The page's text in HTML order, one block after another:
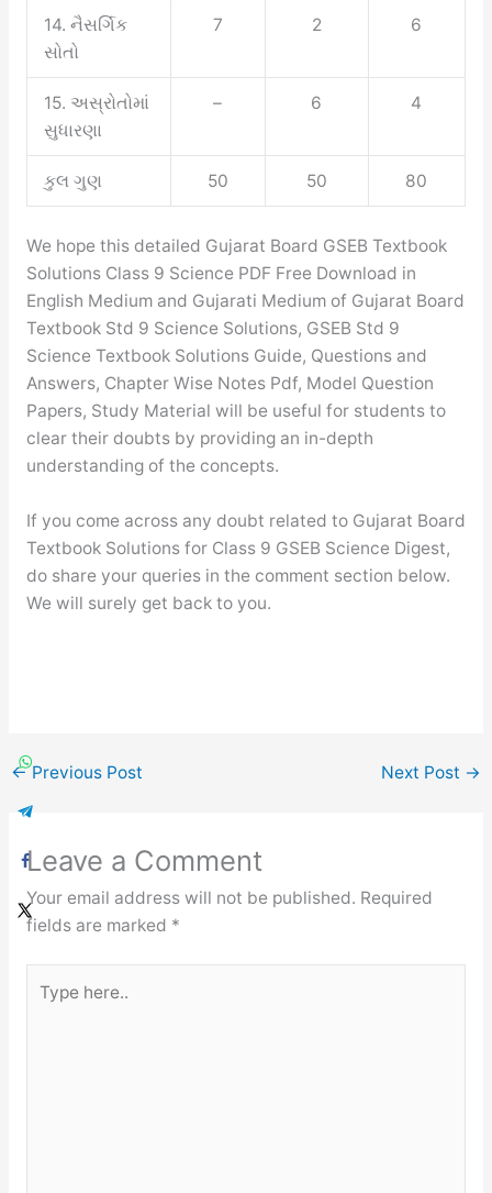
14. નૈસર્ગિક
સોતો
7 2 6
15. અસ્રોતોમાં
સુધારણા
– 6 4
કુલ ગુણ 50 50 80
We hope this detailed Gujarat Board GSEB Textbook
Solutions Class 9 Science PDF Free Download in
English Medium and Gujarati Medium of Gujarat Board
Textbook Std 9 Science Solutions, GSEB Std 9
Science Textbook Solutions Guide, Questions and
Answers, Chapter Wise Notes Pdf, Model Question
Papers, Study Material will be useful for students to
clear their doubts by providing an in-depth
understanding of the concepts.
If you come across any doubt related to Gujarat Board
Textbook Solutions for Class 9 GSEB Science Digest,
do share your queries in the comment section below.
We will surely get back to you.
←Previous Post Next Post →
Leave a Comment
Your email address will not be published. Required
fields are marked *
here..